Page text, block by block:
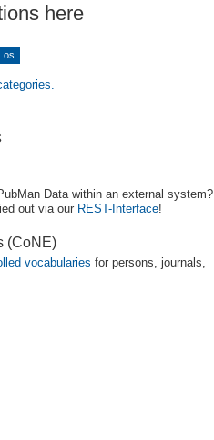
here
Data within an external system?
out via our REST-Interface!
(CoNE)
vocabularies for persons, journals,